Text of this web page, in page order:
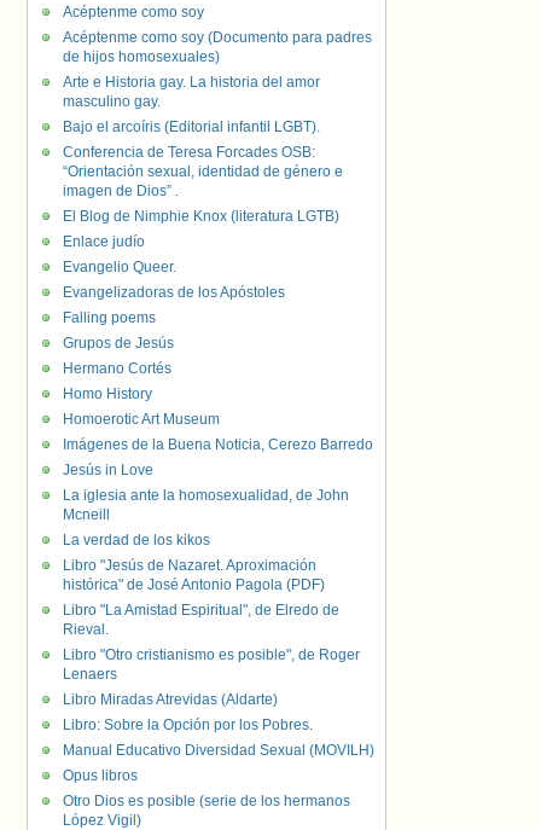
Acéptenme como soy
Acéptenme como soy (Documento para padres
de hijos homosexuales)
Arte e Historia gay. La historia del amor
masculino gay.
Bajo el arcoíris (Editorial infantil LGBT).
Conferencia de Teresa Forcades OSB:
“Orientación sexual, identidad de género e
imagen de Dios” .
El Blog de Nimphie Knox (literatura LGTB)
Enlace judío
Evangelio Queer.
Evangelizadoras de los Apóstoles
Falling poems
Grupos de Jesús
Hermano Cortés
Homo History
Homoerotic Art Museum
Imágenes de la Buena Noticia, Cerezo Barredo
Jesús in Love
La iglesia ante la homosexualidad, de John
Mcneill
La verdad de los kikos
Libro "Jesús de Nazaret. Aproximación
histórica" de José Antonio Pagola (PDF)
Libro "La Amistad Espiritual", de Elredo de
Rieval.
Libro "Otro cristianismo es posible", de Roger
Lenaers
Libro Miradas Atrevidas (Aldarte)
Libro: Sobre la Opción por los Pobres.
Manual Educativo Diversidad Sexual (MOVILH)
Opus libros
Otro Dios es posible (serie de los hermanos
López Vigil)